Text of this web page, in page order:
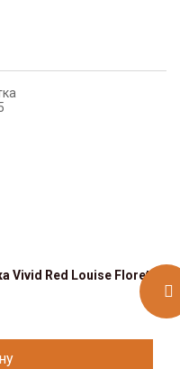
Vivid Red Louise Floret